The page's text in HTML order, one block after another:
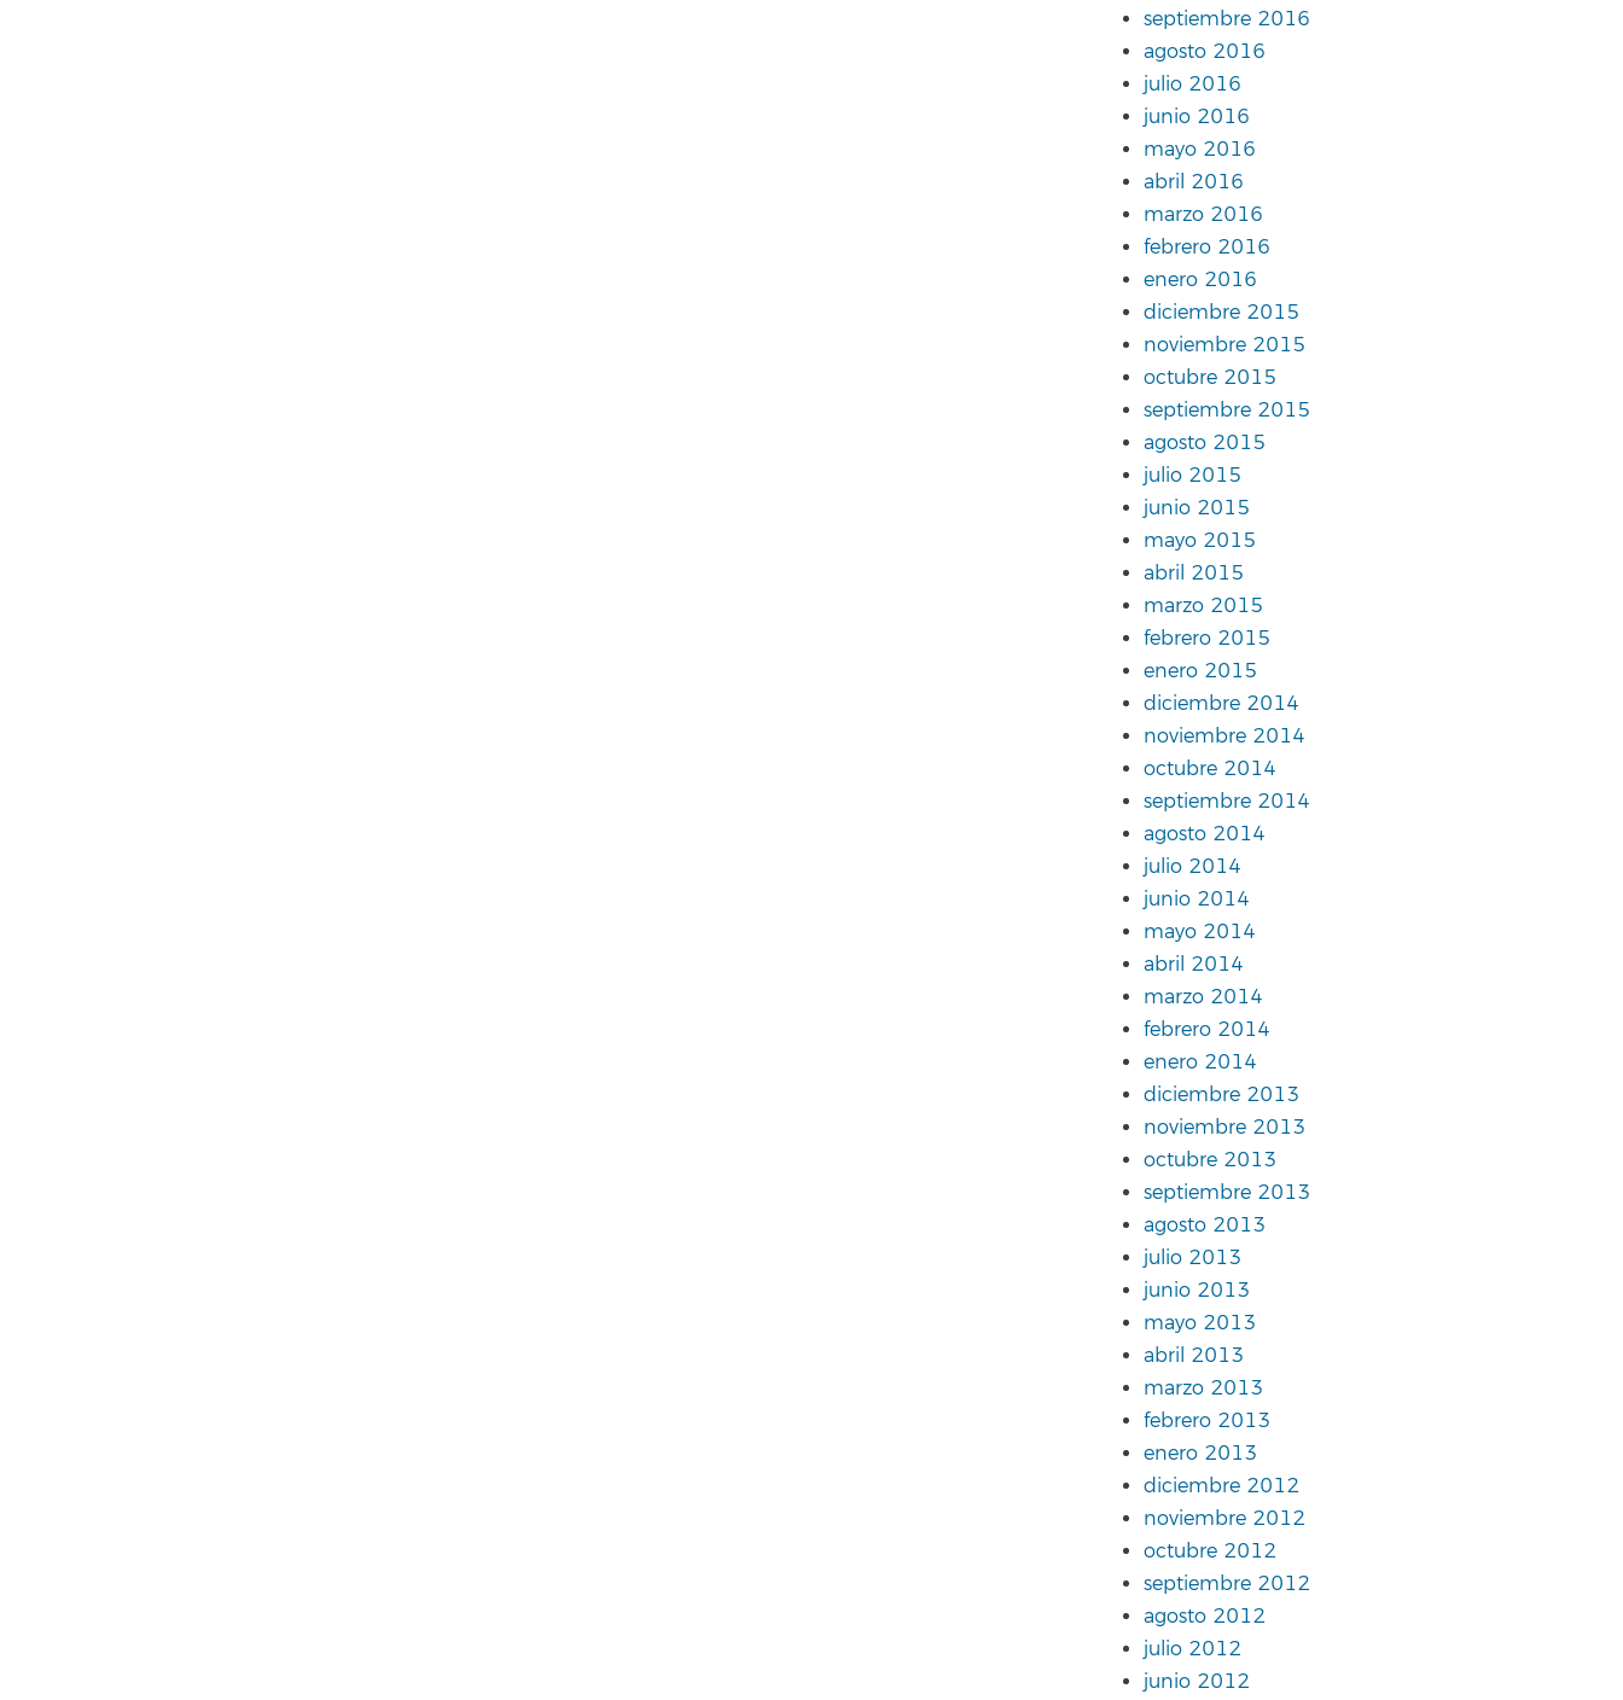
septiembre 2016
agosto 2016
julio 2016
junio 2016
mayo 2016
abril 2016
marzo 2016
febrero 2016
enero 2016
diciembre 2015
noviembre 2015
octubre 2015
septiembre 2015
agosto 2015
julio 2015
junio 2015
mayo 2015
abril 2015
marzo 2015
febrero 2015
enero 2015
diciembre 2014
noviembre 2014
octubre 2014
septiembre 2014
agosto 2014
julio 2014
junio 2014
mayo 2014
abril 2014
marzo 2014
febrero 2014
enero 2014
diciembre 2013
noviembre 2013
octubre 2013
septiembre 2013
agosto 2013
julio 2013
junio 2013
mayo 2013
abril 2013
marzo 2013
febrero 2013
enero 2013
diciembre 2012
noviembre 2012
octubre 2012
septiembre 2012
agosto 2012
julio 2012
junio 2012